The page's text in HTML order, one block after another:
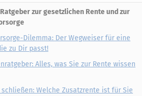
zur gesetzlichen Rente und zur
Dilemma: Der Wegweiser für eine
zu Dir passt!
Alles, was Sie zur Rente wissen
Welche Zusatzrente ist für Sie